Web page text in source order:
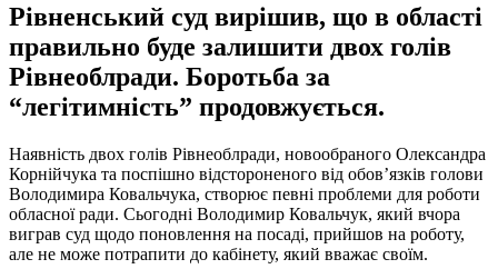
Рівненський суд вирішив, що в області
правильно буде залишити двох голів
Рівнеоблради. Боротьба за
“легітимність” продовжується.
Наявність двох голів Рівнеоблради, новообраного Олександра
Корнійчука та поспішно відстороненого від обов’язків голови
Володимира Ковальчука, створює певні проблеми для роботи
обласної ради. Сьогодні Володимир Ковальчук, який вчора
виграв суд щодо поновлення на посаді, прийшов на роботу,
але не може потрапити до кабінету, який вважає своїм.